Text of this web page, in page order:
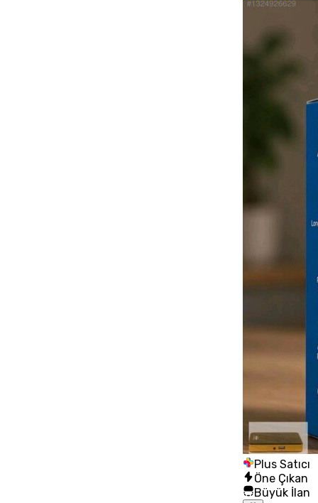
Plus Satıcı
Öne Çıkan
Büyük İlan